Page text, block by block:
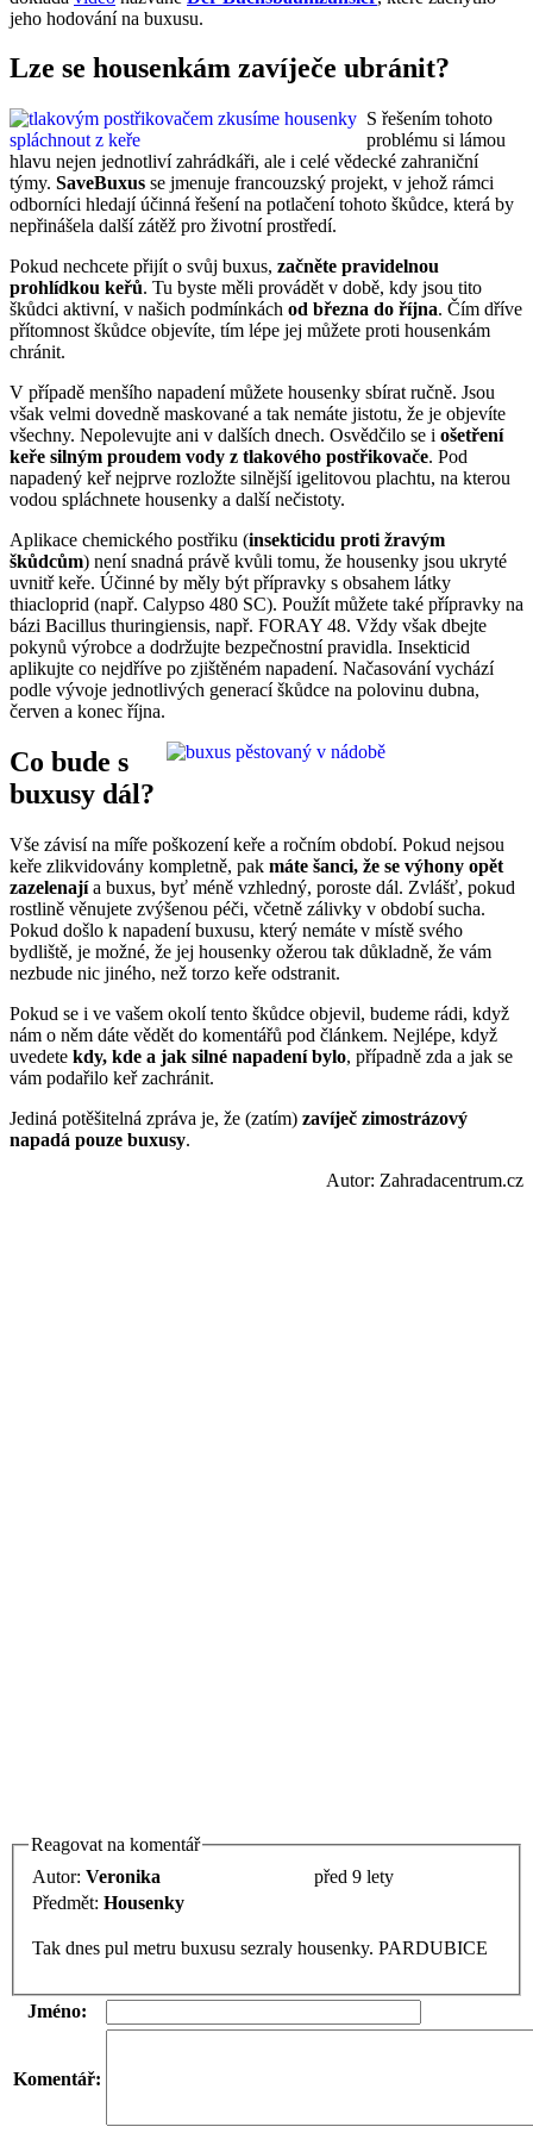
jeho hodování na buxusu.
Lze se housenkám zavíječe ubránit?
S řešením tohoto
problému si lámou
hlavu nejen jednotliví zahrádkáři, ale i celé vědecké zahraniční
týmy. SaveBuxus se jmenuje francouzský projekt, v jehož rámci
odborníci hledají účinná řešení na potlačení tohoto škůdce, která by
nepřinášela další zátěž pro životní prostředí.
Pokud nechcete přijít o svůj buxus, začněte pravidelnou
prohlídkou keřů. Tu byste měli provádět v době, kdy jsou tito
škůdci aktivní, v našich podmínkách od března do října. Čím dříve
přítomnost škůdce objevíte, tím lépe jej můžete proti housenkám
chránit.
V případě menšího napadení můžete housenky sbírat ručně. Jsou
však velmi dovedně maskované a tak nemáte jistotu, že je objevíte
všechny. Nepolevujte ani v dalších dnech. Osvědčilo se i ošetření
keře silným proudem vody z tlakového postřikovače. Pod
napadený keř nejprve rozložte silnější igelitovou plachtu, na kterou
vodou spláchnete housenky a další nečistoty.
Aplikace chemického postřiku (insekticidu proti žravým
škůdcům) není snadná právě kvůli tomu, že housenky jsou ukryté
uvnitř keře. Účinné by měly být přípravky s obsahem látky
thiacloprid (např. Calypso 480 SC). Použít můžete také přípravky na
bázi Bacillus thuringiensis, např. FORAY 48. Vždy však dbejte
pokynů výrobce a dodržujte bezpečnostní pravidla. Insekticid
aplikujte co nejdříve po zjištěném napadení. Načasování vychází
podle vývoje jednotlivých generací škůdce na polovinu dubna,
červen a konec října.
Co bude s
buxusy dál?
Vše závisí na míře poškození keře a ročním období. Pokud nejsou
keře zlikvidovány kompletně, pak máte šanci, že se výhony opět
zazelenajía buxus, byť méně vzhledný, poroste dál. Zvlášť, pokud
rostlině věnujete zvýšenou péči, včetně zálivky v období sucha.
Pokud došlo k napadení buxusu, který nemáte v místě svého
bydliště, je možné, že jej housenky ožerou tak důkladně, že vám
nezbude nic jiného, než torzo keře odstranit.
Pokud se i ve vašem okolí tento škůdce objevil, budeme rádi, když
nám o něm dáte vědět do komentářů pod článkem. Nejlépe, když
uvedete kdy, kde a jak silné napadení bylo, případně zda a jak se
vám podařilo keř zachránit.
Jediná potěšitelná zpráva je, že (zatím) zavíječ zimostrázový
napadá pouze buxusy.
Autor: Zahradacentrum.cz
Reagovat na komentář
Autor: Veronika
před 9 lety
Předmět: Housenky
Tak dnes pul metru buxusu sezraly housenky. PARDUBICE
Jméno:
Komentář: